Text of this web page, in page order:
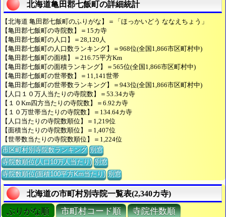
北海道亀田郡七飯町の詳細統計
【北海道 亀田郡七飯町のふりがな】＝「ほっかいどう ななえちょう」
【亀田郡七飯町の寺院数】＝15カ寺
【亀田郡七飯町の人口】＝28,120人
【亀田郡七飯町の人口数ランキング】＝968位(全国1,866市区町村中)
【亀田郡七飯町の面積】＝216.75平方Km
【亀田郡七飯町の面積ランキング】＝565位(全国1,866市区町村中)
【亀田郡七飯町の世帯数】＝11,141世帯
【亀田郡七飯町の世帯数ランキング】＝943位(全国1,866市区町村中)
【人口１０万人当たりの寺院数】＝53.34カ寺
【１０Km四方当たりの寺院数】＝6.92カ寺
【１０万世帯当たりの寺院数】＝134.64カ寺
【人口当たりの寺院数順位】＝1,219位
【面積当たりの寺院数順位】＝1,407位
【世帯数当たりの寺院数順位】＝1,224位
市区町村別寺院数ランキング 別窓
寺院数順位(人口10万人当たり) 別窓
寺院数順位(面積100平方Km当たり) 別窓
北海道の市町村別寺院一覧表(2,340カ寺)
ぶりがな順 市町村コード順 寺院件数順